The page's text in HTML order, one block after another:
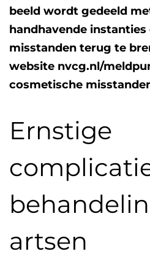
beeld wordt gedeeld
handhavende
misstanden terug te
website nvcg.nl/
cosmetische
Ernstige
artsen